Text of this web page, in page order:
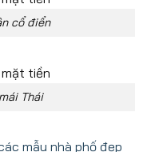
cổ điển
Thái
mẫu nhà phố đẹp